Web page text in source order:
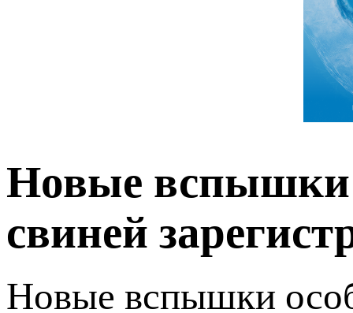
Новые
свиней
Новые вспышки